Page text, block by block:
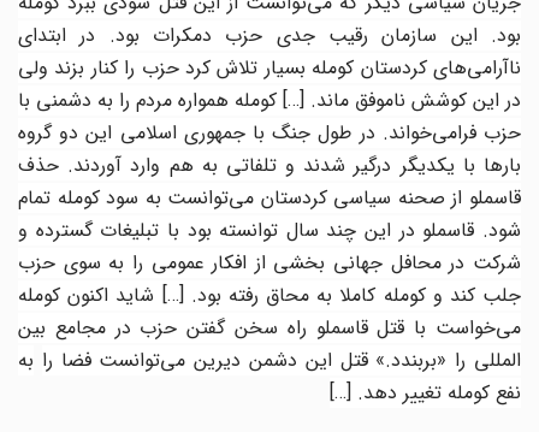
بود. این سازمان رقیب جدی حزب دمکرات بود. در ابتدای
ناآرامی‌های کردستان کومله بسیار تلاش کرد حزب را کنار بزند ولی
در این کوشش ناموفق ماند.[…]کومله همواره مردم را به دشمنی با
حزب فرامی‌خواند. در طول جنگ با جمهوری اسلامی این دو گروه
بارها با یکدیگر درگیر شدند و تلفاتی به هم وارد آوردند. حذف
قاسملو از صحنه سیاسی کردستان می‌توانست به سود کومله تمام
شود. قاسملو در این چند سال توانسته بود با تبلیغات گسترده و
شرکت در محافل جهانی بخشی از افکار عمومی را به سوی حزب
جلب کند و کومله کاملا به محاق رفته بود.[…]شاید اکنون کومله
می‌خواست با قتل قاسملو راه سخن گفتن حزب در مجامع بین
المللی را «بربندد.» قتل این دشمن دیرین می‌توانست فضا را به
نفع کومله تغییر دهد.[…]